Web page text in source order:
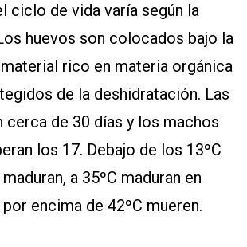
ciclo de vida varía según la
huevos son colocados bajo la
rico en materia orgánica
de la deshidratación. Las
cerca de 30 días y los machos
los 17. Debajo de los 13ºC
a 35ºC maduran en
encima de 42ºC mueren.